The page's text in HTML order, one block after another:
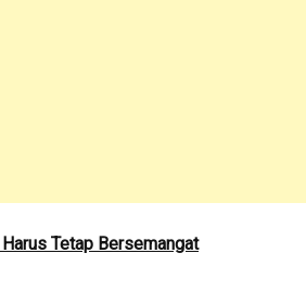
Harus Tetap Bersemangat